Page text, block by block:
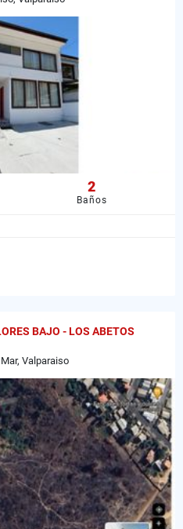
2
Baños
BAJO - LOS ABETOS
Valparaiso